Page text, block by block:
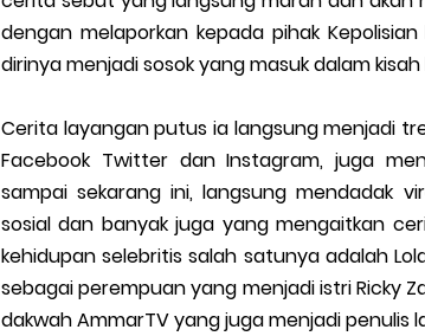
10 Cara Jitu Autobid Untuk Lala Motor dan Mobil
Cara Mudah Melihat QR dan Barcode
Enroute Drop: Arti dan Penjelasan Resi Gosend
Cara Transfer Gopay ke Shopeepay Tanpa
Cara Ping Server Shopee Food 2022
dengan melaporkan kepada pihak
dirinya menjadi sosok yang masuk dalam
Cerita layangan putus ia langsung menjadi
Facebook Twitter dan Instagram, juga
sampai sekarang ini, langsung mendadak
sosial dan banyak juga yang mengaitkan
kehidupan selebritis salah satunya adalah
sebagai perempuan yang menjadi istri Ricky
dakwah AmmarTV yang juga menjadi penulis